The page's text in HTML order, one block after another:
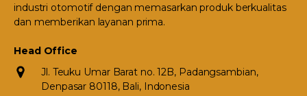
industri otomotif dengan memasarkan produk berkualitas
dan memberikan layanan prima.
Head Office
Jl. Teuku Umar Barat no. 12B, Padangsambian,
Denpasar 80118, Bali, Indonesia